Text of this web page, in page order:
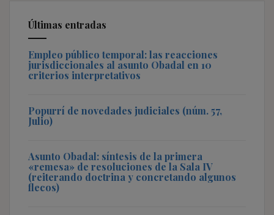
Últimas entradas
Empleo público temporal: las reacciones
jurisdiccionales al asunto Obadal en 10
criterios interpretativos
Popurrí de novedades judiciales (núm. 57,
Julio)
Asunto Obadal: síntesis de la primera
«remesa» de resoluciones de la Sala IV
(reiterando doctrina y concretando algunos
flecos)